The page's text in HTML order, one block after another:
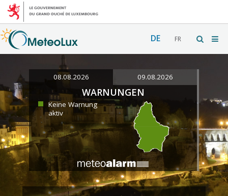
DE FR
08.08.2026 09.08.2026
WARNUNGEN
Keine Warnung
aktiv